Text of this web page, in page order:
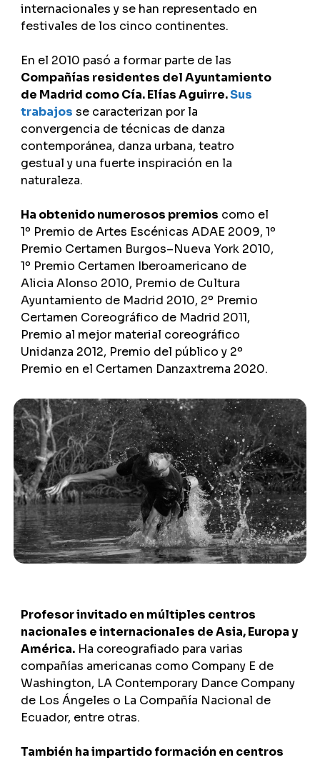
internacionales y se han representado en
festivales de los cinco continentes.
En el 2010 pasó a formar parte de las
Compañías residentes del Ayuntamiento
de Madrid como Cía. Elías Aguirre.Sus
trabajos se caracterizan por la
convergencia de técnicas de danza
contemporánea, danza urbana, teatro
gestual y una fuerte inspiración en la
naturaleza.
Ha obtenido numerosos premios como el
1º Premio de Artes Escénicas ADAE 2009, 1º
Premio Certamen Burgos–Nueva York 2010,
1º Premio Certamen Iberoamericano de
Alicia Alonso 2010, Premio de Cultura
Ayuntamiento de Madrid 2010, 2º Premio
Certamen Coreográfico de Madrid 2011,
Premio al mejor material coreográfico
Unidanza 2012, Premio del público y 2º
Premio en el Certamen Danzaxtrema 2020.
Profesor invitado en múltiples centros
nacionales e internacionales de Asia, Europa y
América. Ha coreografiado para varias
compañías americanas como Company E de
Washington, LA Contemporary Dance Company
de Los Ángeles o La Compañía Nacional de
Ecuador, entre otras.
También ha impartido formación en centros